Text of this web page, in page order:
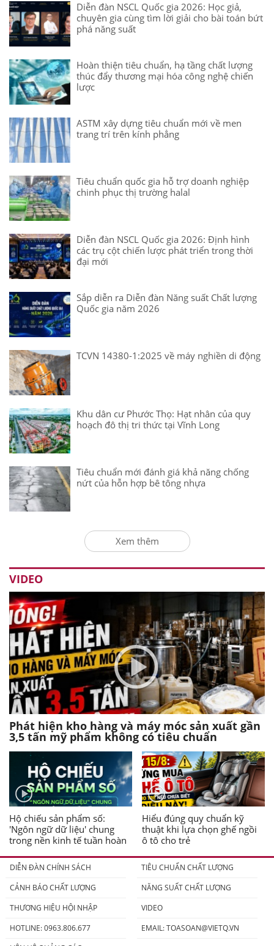
Diễn đàn NSCL Quốc gia 2026: Học giả,
chuyên gia cùng tìm lời giải cho bài toán bứt
phá năng suất
Hoàn thiện tiêu chuẩn, hạ tầng chất lượng
thúc đẩy thương mại hóa công nghệ chiến
lược
ASTM xây dựng tiêu chuẩn mới về men
trang trí trên kính phẳng
Tiêu chuẩn quốc gia hỗ trợ doanh nghiệp
chinh phục thị trường halal
Diễn đàn NSCL Quốc gia 2026: Định hình
các trụ cột chiến lược phát triển trong thời
đại mới
Sắp diễn ra Diễn đàn Năng suất Chất lượng
Quốc gia năm 2026
TCVN 14380-1:2025 về máy nghiền di động
Khu dân cư Phước Thọ: Hạt nhân của quy
hoạch đô thị tri thức tại Vĩnh Long
Tiêu chuẩn mới đánh giá khả năng chống
nứt của hỗn hợp bê tông nhựa
Xem thêm
VIDEO
Phát hiện kho hàng và máy móc sản xuất gần
3,5 tấn mỹ phẩm không có tiêu chuẩn
Hộ chiếu sản phẩm số:
'Ngôn ngữ dữ liệu' chung
trong nền kinh tế tuần hoàn
Hiểu đúng quy chuẩn kỹ
thuật khi lựa chọn ghế ngồi
ô tô cho trẻ
DIỄN ĐÀN CHÍNH SÁCH
TIÊU CHUẨN CHẤT LƯỢNG
CẢNH BÁO CHẤT LƯỢNG
NĂNG SUẤT CHẤT LƯỢNG
THƯƠNG HIỆU HỘI NHẬP
VIDEO
HOTLINE: 0963.806.677
EMAIL:TOASOAN@VIETQ.VN